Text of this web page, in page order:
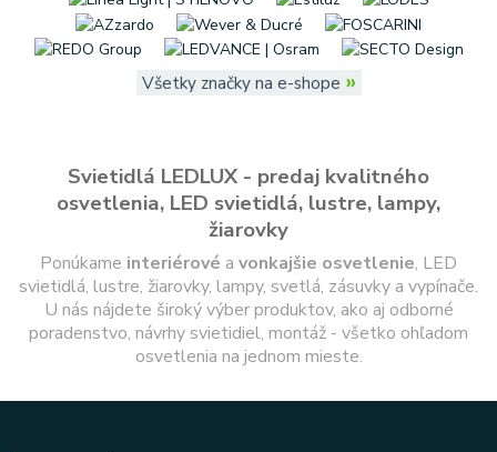
Všetky značky na e-shope »
Svietidlá LEDLUX - predaj kvalitného
osvetlenia, LED svietidlá, lustre, lampy,
žiarovky
Ponúkame interiérové a vonkajšie osvetlenie, LED
svietidlá, lustre, žiarovky, lampy, svetlá, zásuvky a vypínače.
U nás nájdete široký výber produktov, ako aj odborné
poradenstvo, návrhy svietidiel, montáž - všetko ohľadom
osvetlenia na jednom mieste.